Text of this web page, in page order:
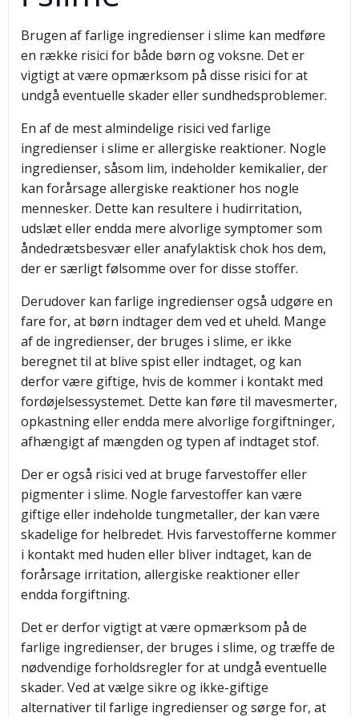
Brugen af farlige ingredienser i slime kan medføre
en række risici for både børn og voksne. Det er
vigtigt at være opmærksom på disse risici for at
undgå eventuelle skader eller sundhedsproblemer.
En af de mest almindelige risici ved farlige
ingredienser i slime er allergiske reaktioner. Nogle
ingredienser, såsom lim, indeholder kemikalier, der
kan forårsage allergiske reaktioner hos nogle
mennesker. Dette kan resultere i hudirritation,
udslæt eller endda mere alvorlige symptomer som
åndedrætsbesvær eller anafylaktisk chok hos dem,
der er særligt følsomme over for disse stoffer.
Derudover kan farlige ingredienser også udgøre en
fare for, at børn indtager dem ved et uheld. Mange
af de ingredienser, der bruges i slime, er ikke
beregnet til at blive spist eller indtaget, og kan
derfor være giftige, hvis de kommer i kontakt med
fordøjelsessystemet. Dette kan føre til mavesmerter,
opkastning eller endda mere alvorlige forgiftninger,
afhængigt af mængden og typen af indtaget stof.
Der er også risici ved at bruge farvestoffer eller
pigmenter i slime. Nogle farvestoffer kan være
giftige eller indeholde tungmetaller, der kan være
skadelige for helbredet. Hvis farvestofferne kommer
i kontakt med huden eller bliver indtaget, kan de
forårsage irritation, allergiske reaktioner eller
endda forgiftning.
Det er derfor vigtigt at være opmærksom på de
farlige ingredienser, der bruges i slime, og træffe de
nødvendige forholdsregler for at undgå eventuelle
skader. Ved at vælge sikre og ikke-giftige
alternativer til farlige ingredienser og sørge for, at